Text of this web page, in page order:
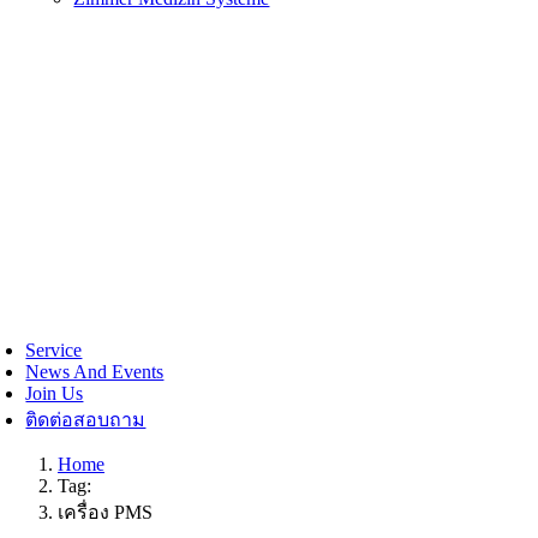
Service
News And Events
Join Us
ติดต่อสอบถาม
Home
Tag:
เครื่อง PMS